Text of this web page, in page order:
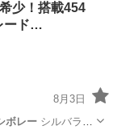
少！搭載454
ード…
8月3日
ボレーシルバラー